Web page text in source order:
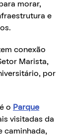
morar,
e
conexão
Marista,
por
o Parque
visitadas da
caminhada,